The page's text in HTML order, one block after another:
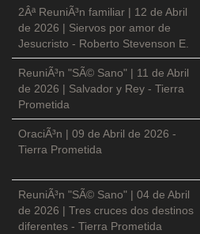
2Âª ReuniÃ³n familiar | 12 de Abril
de 2026 | Siervos por amor de
Jesucristo - Roberto Stevenson E.
ReuniÃ³n "SÃ© Sano" | 11 de Abril
de 2026 | Salvador y Rey - Tierra
Prometida
OraciÃ³n | 09 de Abril de 2026 -
Tierra Prometida
ReuniÃ³n "SÃ© Sano" | 04 de Abril
de 2026 | Tres cruces dos destinos
diferentes - Tierra Prometida